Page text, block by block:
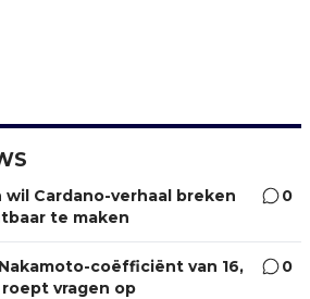
wil Cardano-verhaal breken
te maken
0
coëfficiënt van 16,
vragen op
0